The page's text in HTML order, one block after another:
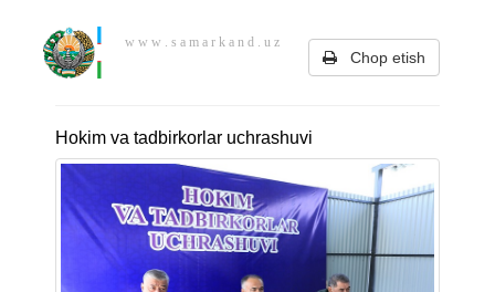
w w w . s a m a r k a n d . u z
Chop etish
Hokim va tadbirkorlar uchrashuvi